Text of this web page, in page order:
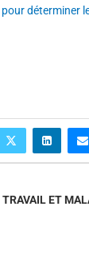
déterminer
ET